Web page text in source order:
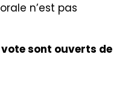
n’est pas
vote sont ouverts de